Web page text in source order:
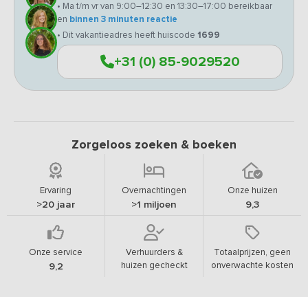
• Ma t/m vr van 9:00–12:30 en 13:30–17:00 bereikbaar
en binnen 3 minuten reactie
• Dit vakantieadres heeft huiscode 1699
+31 (0) 85-9029520
Zorgeloos zoeken & boeken
Ervaring
>20 jaar
Overnachtingen
>1 miljoen
Onze huizen
9,3
Onze service
9,2
Verhuurders &
huizen gecheckt
Totaalprijzen, geen
onverwachte kosten